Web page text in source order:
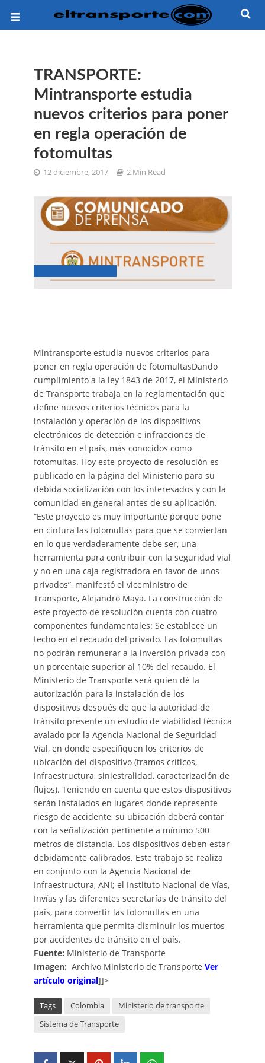
TRANSPORTE:
Mintransporte estudia
nuevos criterios para poner
en regla operación de
fotomultas
12 diciembre, 2017 2 Min Read
Mintransporte estudia nuevos criterios para
poner en regla operación de fotomultasDando
cumplimiento a la ley 1843 de 2017, el Ministerio
de Transporte trabaja en la reglamentación que
define nuevos criterios técnicos para la
instalación y operación de los dispositivos
electrónicos de detección e infracciones de
tránsito en el país, más conocidos como
fotomultas. Hoy este proyecto de resolución es
publicado en la página del Ministerio para su
debida socialización con los interesados y con la
comunidad en general antes de su aplicación.
“Este proyecto es muy importante porque pone
en cintura las fotomultas para que se conviertan
en lo que verdaderamente debe ser, una
herramienta para contribuir con la seguridad vial
y no en una caja registradora en favor de unos
privados”, manifestó el viceministro de
Transporte, Alejandro Maya. La construcción de
este proyecto de resolución cuenta con cuatro
componentes fundamentales: Se establece un
techo en el recaudo del privado. Las fotomultas
no podrán remunerar a la inversión privada con
un porcentaje superior al 10% del recaudo. El
Ministerio de Transporte será quien dé la
autorización para la instalación de los
dispositivos después de que la autoridad de
tránsito presente un estudio de viabilidad técnica
avalado por la Agencia Nacional de Seguridad
Vial, en donde especifiquen los criterios de
ubicación del dispositivo (tramos críticos,
infraestructura, siniestralidad, caracterización de
flujos). Teniendo en cuenta que estos dispositivos
serán instalados en lugares donde represente
riesgo de accidente, su ubicación deberá contar
con la señalización pertinente a mínimo 500
metros de distancia. Los dispositivos deben estar
debidamente calibrados. Este trabajo se realiza
en conjunto con la Agencia Nacional de
Infraestructura, ANI; el Instituto Nacional de Vías,
Invías y las diferentes secretarías de tránsito del
país, para convertir las fotomultas en una
herramienta que permita disminuir los muertos
por accidentes de tránsito en el país.
Fuente: Ministerio de Transporte
Imagen: Archivo Ministerio de Transporte Ver
artículo original]]>
Tags Colombia
Ministerio de transporte
Sistema de Transporte